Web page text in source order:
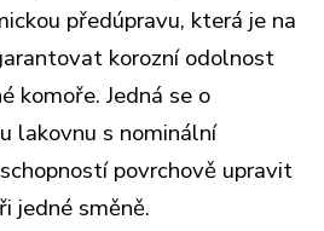
předúpravu, která je na
korozní odolnost
komoře. Jedná se o
lakovnu s nominální
povrchově upravit
jedné směně.